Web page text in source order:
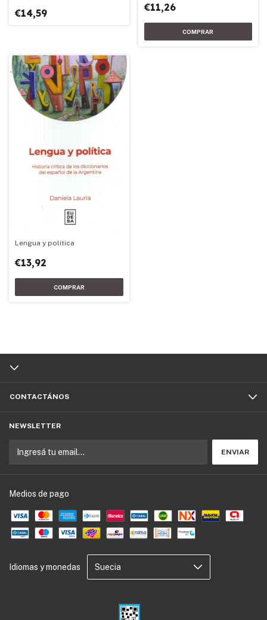
€14,59
€11,26
Lengua y política
€13,92
CONTACTÁNOS
NEWSLETTER
Medios de pago
Idiomas y monedas